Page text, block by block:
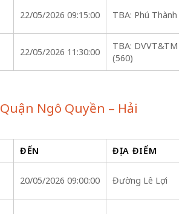
22/05/2026 09:15:00 TBA: Phú Thành
22/05/2026 11:30:00
TBA: DVVT&TM
(560)
Ngô Quyền – Hải
ĐẾN ĐỊA ĐIỂM
20/05/2026 09:00:00 Đường Lê Lợi